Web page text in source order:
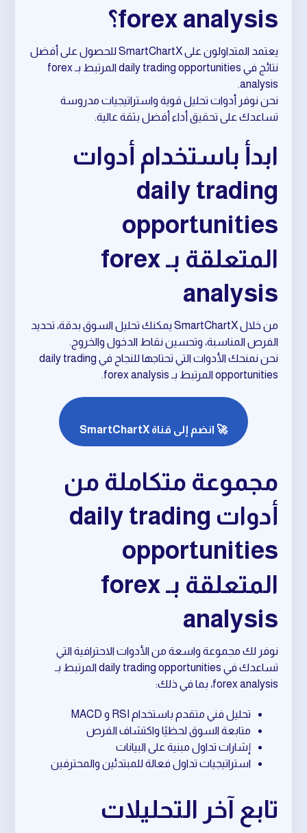
forex analysis؟
يعتمد المتداولون على SmartChartX للحصول على أفضل
نتائج في daily trading opportunities المرتبط بـ forex
analysis.
نحن نوفر أدوات تحليل قوية واستراتيجيات مدروسة
تساعدك على تحقيق أداء أفضل بثقة عالية.
ابدأ باستخدام أدوات
daily trading
opportunities
المتعلقة بـ forex
analysis
من خلال SmartChartX يمكنك تحليل السوق بدقة، تحديد
الفرص المناسبة، وتحسين نقاط الدخول والخروج.
نحن نمنحك الأدوات التي تحتاجها للنجاح في daily trading
opportunities المرتبط بـ forex analysis.
🚀 انضم إلى قناة SmartChartX
مجموعة متكاملة من
أدوات daily trading
opportunities
المتعلقة بـ forex
analysis
نوفر لك مجموعة واسعة من الأدوات الاحترافية التي
تساعدك في daily trading opportunities المرتبط بـ
forex analysis، بما في ذلك:
تحليل فني متقدم باستخدام RSI و MACD
متابعة السوق لحظيًا واكتشاف الفرص
إشارات تداول مبنية على البيانات
استراتيجيات تداول فعالة للمبتدئين والمحترفين
تابع آخر التحليلات